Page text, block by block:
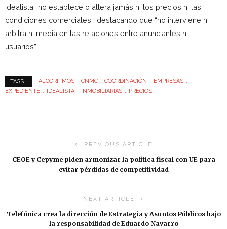
idealista “no establece o altera jamás ni los precios ni las
condiciones comerciales”, destacando que “no interviene ni
arbitra ni media en las relaciones entre anunciantes ni
usuarios”.
TAGS : ALGORITMOS CNMC COORDINACIÓN
EMPRESAS
EXPEDIENTE
IDEALISTA INMOBILIARIAS PRECIOS
PREVIOUS ARTICLE
CEOE y Cepyme piden armonizar la política fiscal con UE para
evitar pérdidas de competitividad
NEXT ARTICLE
Telefónica crea la dirección de Estrategia y Asuntos Públicos bajo
la responsabilidad de Eduardo Navarro